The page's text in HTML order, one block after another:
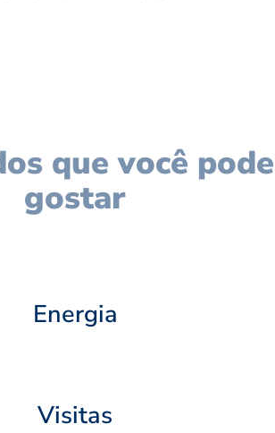
que você pode
gostar
Energia
Visitas